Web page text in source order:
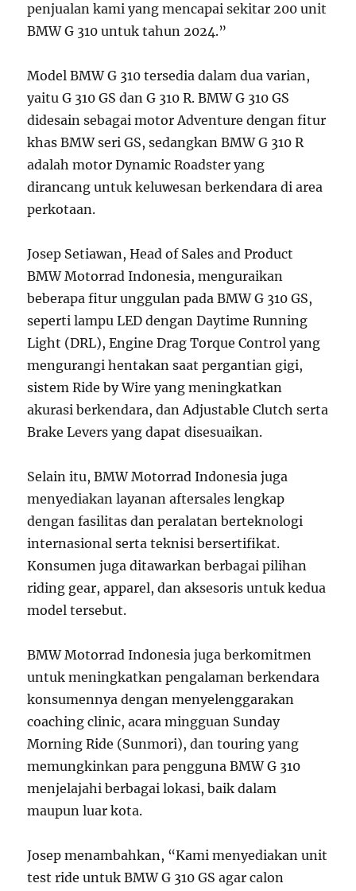
penjualan kami yang mencapai sekitar 200 unit
BMW G 310 untuk tahun 2024.”
Model BMW G 310 tersedia dalam dua varian,
yaitu G 310 GS dan G 310 R. BMW G 310 GS
didesain sebagai motor Adventure dengan fitur
khas BMW seri GS, sedangkan BMW G 310 R
adalah motor Dynamic Roadster yang
dirancang untuk keluwesan berkendara di area
perkotaan.
Josep Setiawan, Head of Sales and Product
BMW Motorrad Indonesia, menguraikan
beberapa fitur unggulan pada BMW G 310 GS,
seperti lampu LED dengan Daytime Running
Light (DRL), Engine Drag Torque Control yang
mengurangi hentakan saat pergantian gigi,
sistem Ride by Wire yang meningkatkan
akurasi berkendara, dan Adjustable Clutch serta
Brake Levers yang dapat disesuaikan.
Selain itu, BMW Motorrad Indonesia juga
menyediakan layanan aftersales lengkap
dengan fasilitas dan peralatan berteknologi
internasional serta teknisi bersertifikat.
Konsumen juga ditawarkan berbagai pilihan
riding gear, apparel, dan aksesoris untuk kedua
model tersebut.
BMW Motorrad Indonesia juga berkomitmen
untuk meningkatkan pengalaman berkendara
konsumennya dengan menyelenggarakan
coaching clinic, acara mingguan Sunday
Morning Ride (Sunmori), dan touring yang
memungkinkan para pengguna BMW G 310
menjelajahi berbagai lokasi, baik dalam
maupun luar kota.
Josep menambahkan, “Kami menyediakan unit
test ride untuk BMW G 310 GS agar calon